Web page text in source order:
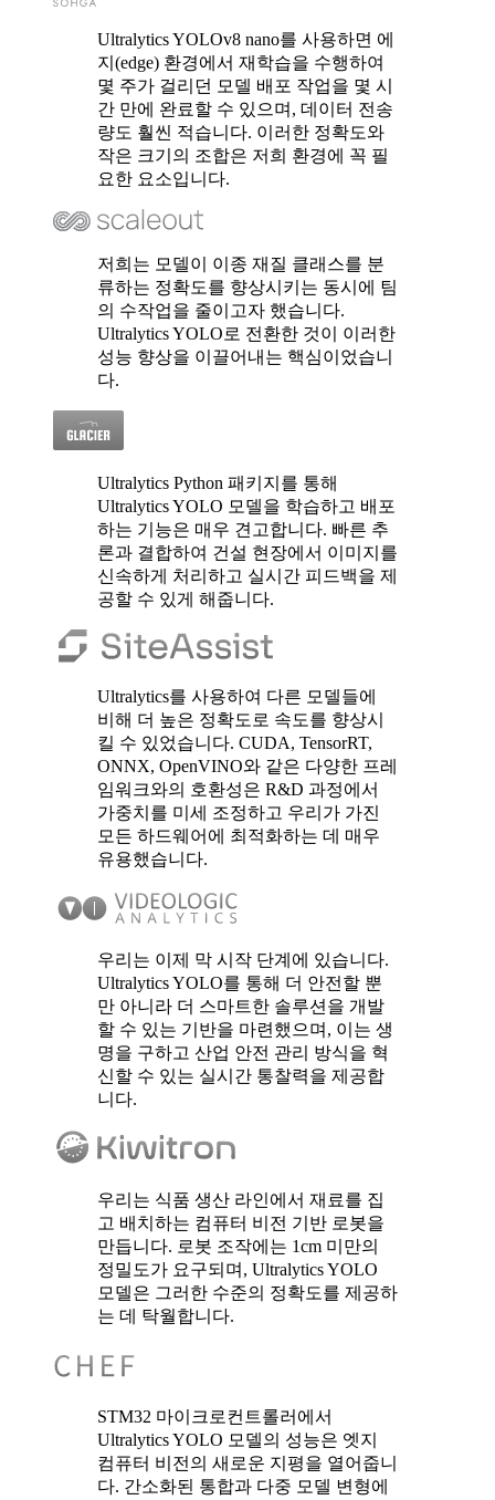
Ultralytics YOLOv8 nano를 사용하면 에
지(edge) 환경에서 재학습을 수행하여
몇 주가 걸리던 모델 배포 작업을 몇 시
간 만에 완료할 수 있으며, 데이터 전송
량도 훨씬 적습니다. 이러한 정확도와
작은 크기의 조합은 저희 환경에 꼭 필
요한 요소입니다.
저희는 모델이 이종 재질 클래스를 분
류하는 정확도를 향상시키는 동시에 팀
의 수작업을 줄이고자 했습니다.
Ultralytics YOLO로 전환한 것이 이러한
성능 향상을 이끌어내는 핵심이었습니
다.
Ultralytics Python 패키지를 통해
Ultralytics YOLO 모델을 학습하고 배포
하는 기능은 매우 견고합니다. 빠른 추
론과 결합하여 건설 현장에서 이미지를
신속하게 처리하고 실시간 피드백을 제
공할 수 있게 해줍니다.
Ultralytics를 사용하여 다른 모델들에
비해 더 높은 정확도로 속도를 향상시
킬 수 있었습니다. CUDA, TensorRT,
ONNX, OpenVINO와 같은 다양한 프레
임워크와의 호환성은 R&D 과정에서
가중치를 미세 조정하고 우리가 가진
모든 하드웨어에 최적화하는 데 매우
유용했습니다.
우리는 이제 막 시작 단계에 있습니다.
Ultralytics YOLO를 통해 더 안전할 뿐
만 아니라 더 스마트한 솔루션을 개발
할 수 있는 기반을 마련했으며, 이는 생
명을 구하고 산업 안전 관리 방식을 혁
신할 수 있는 실시간 통찰력을 제공합
니다.
우리는 식품 생산 라인에서 재료를 집
고 배치하는 컴퓨터 비전 기반 로봇을
만듭니다. 로봇 조작에는 1cm 미만의
정밀도가 요구되며, Ultralytics YOLO
모델은 그러한 수준의 정확도를 제공하
는 데 탁월합니다.
STM32 마이크로컨트롤러에서
Ultralytics YOLO 모델의 성능은 엣지
컴퓨터 비전의 새로운 지평을 열어줍니
다. 간소화된 통합과 다중 모델 변형에